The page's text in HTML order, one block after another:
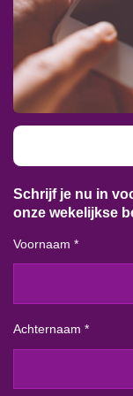
Schrijf je nu in
onze wekelijkse
Voornaam *
Achternaam *